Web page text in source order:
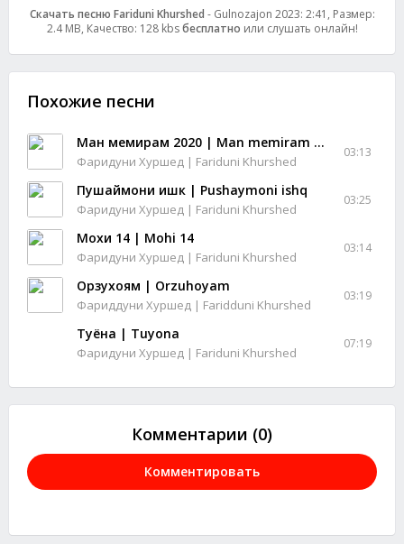
Скачать песню Fariduni Khurshed - Gulnozajon 2023: 2:41, Размер:
2.4 MB, Качество: 128 kbsбесплатно или слушать онлайн!
Похожие песни
Ман мемирам 2020 | Man memiram 2020
Фаридуни Хуршед | Fariduni Khurshed
03:13
Пушаймони ишк | Pushaymoni ishq
Фаридуни Хуршед | Fariduni Khurshed
03:25
Мохи 14 | Mohi 14
Фаридуни Хуршед | Fariduni Khurshed
03:14
Орзухоям | Orzuhoyam
Фариддуни Хуршед | Faridduni Khurshed
03:19
Туёна | Tuyona
Фаридуни Хуршед | Fariduni Khurshed
07:19
Комментарии (0)
Комментировать